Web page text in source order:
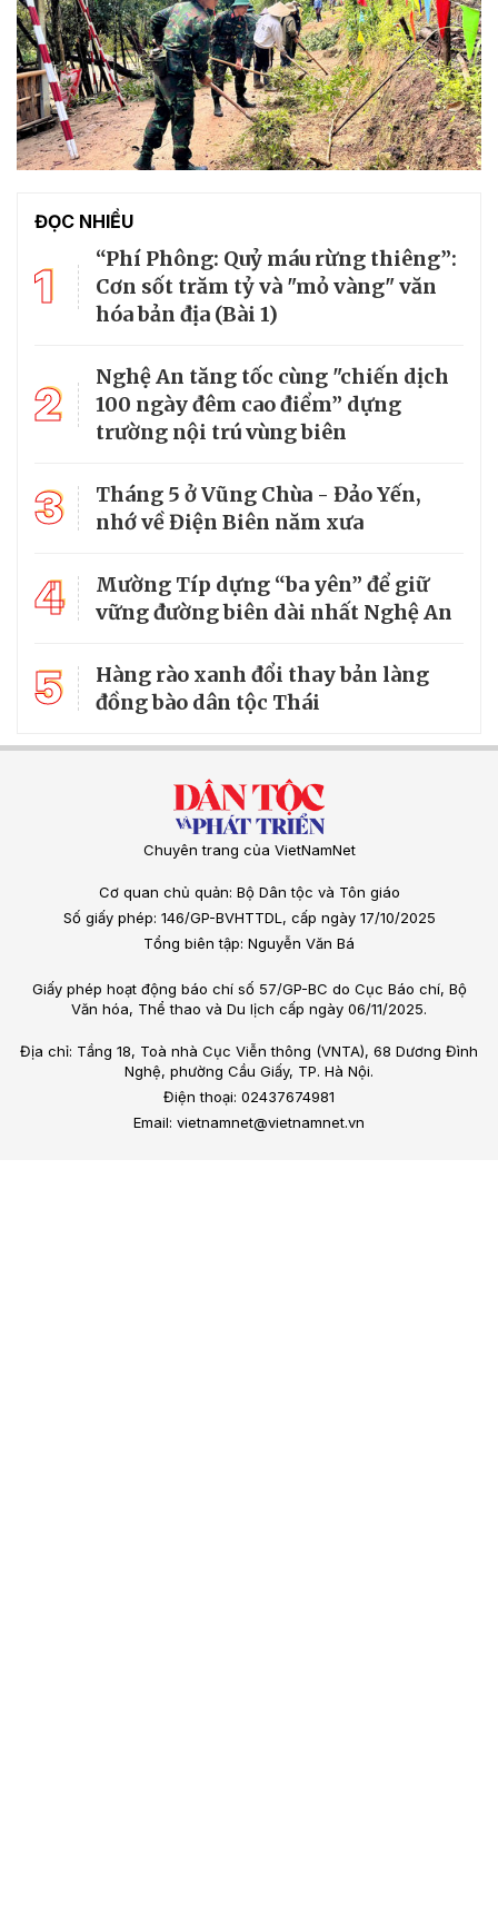
ĐỌC NHIỀU
1
“Phí Phông: Quỷ máu rừng thiêng”:
Cơn sốt trăm tỷ và "mỏ vàng" văn
hóa bản địa (Bài 1)
2
Nghệ An tăng tốc cùng "chiến dịch
100 ngày đêm cao điểm” dựng
trường nội trú vùng biên
3
Tháng 5 ở Vũng Chùa - Đảo Yến,
nhớ về Điện Biên năm xưa
4
Mường Típ dựng “ba yên” để giữ
vững đường biên dài nhất Nghệ An
5
Hàng rào xanh đổi thay bản làng
đồng bào dân tộc Thái
Chuyên trang của VietNamNet
Cơ quan chủ quản: Bộ Dân tộc và Tôn giáo
Số giấy phép: 146/GP-BVHTTDL, cấp ngày 17/10/2025
Tổng biên tập: Nguyễn Văn Bá
Giấy phép hoạt động báo chí số 57/GP-BC do Cục Báo chí, Bộ
Văn hóa, Thể thao và Du lịch cấp ngày 06/11/2025.
Địa chỉ: Tầng 18, Toà nhà Cục Viễn thông (VNTA), 68 Dương Đình
Nghệ, phường Cầu Giấy, TP. Hà Nội.
Điện thoại: 02437674981
Email: vietnamnet@vietnamnet.vn